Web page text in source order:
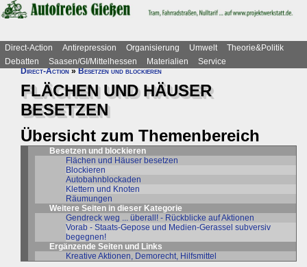
Direct-Action Antirepression Organisierung Umwelt
Theorie&Politik
Debatten
Saasen/GI/Mittelhessen Materialien
Service
Direct-Action»Besetzen und blockieren
FLÄCHEN UND HÄUSER
BESETZEN
Übersicht zum Themenbereich
Besetzen und blockieren
Flächen und Häuser besetzen
Blockieren
Autobahnblockaden
Klettern und Knoten
Räumungen
Weitere Seiten in dieser Kategorie
Gendreck weg ... überall! - Rückblicke auf Aktionen
Vorab - Staats-Gepose und Medien-Gerassel subversiv
begegnen!
Ergänzende Seiten und Links
Kreative Aktionen, Demorecht, Hilfsmittel